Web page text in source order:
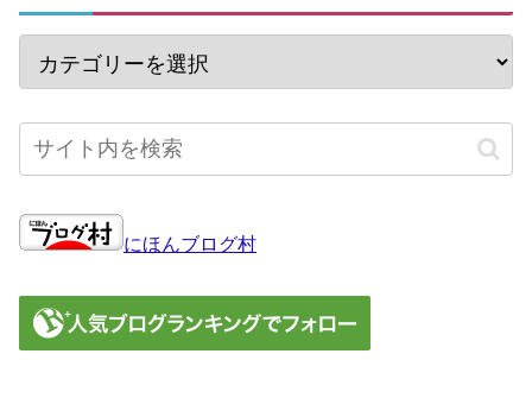
にほんブログ村